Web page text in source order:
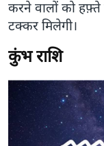
करने वालों को
टक्कर मिलेगी।
कुंभ राशि